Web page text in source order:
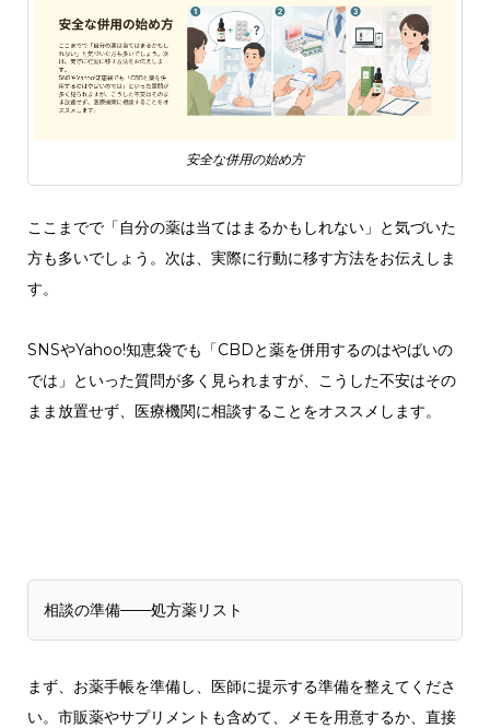
安全な併用の始め方
ここまでで「自分の薬は当てはまるかもしれない」と気づいた
方も多いでしょう。次は、実際に行動に移す方法をお伝えしま
す。
SNSやYahoo!知恵袋でも「CBDと薬を併用するのはやばいの
では」といった質問が多く見られますが、こうした不安はその
まま放置せず、医療機関に相談することをオススメします。
相談の準備——処方薬リスト
まず、お薬手帳を準備し、医師に提示する準備を整えてくださ
い。市販薬やサプリメントも含めて、メモを用意するか、直接